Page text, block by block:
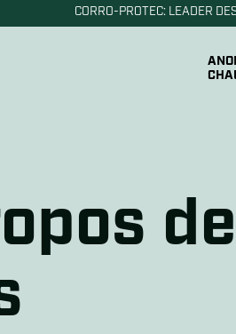
CORRO-PROTEC: LEADER
chauffe-eau
Signes d’une
de